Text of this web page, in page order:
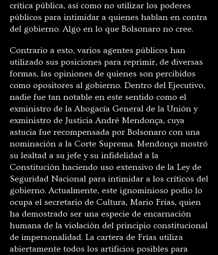
crítica pública, así como no utilizar los poderes
públicos para intimidar a quienes hablan en contra
del gobierno. Algo en lo que Bolsonaro no cree.
Contrario a esto, varios agentes públicos han
utilizado sus posiciones para reprimir, de diversas
formas, las opiniones de quienes son percibidos
como opositores al gobierno. Dentro del Ejecutivo,
nadie fue tan notable en este sentido como el
exministro de la Abogacía General de la Unión y
exministro de Justicia André Mendonça, cuya
astucia fue recompensada por Bolsonaro con una
nominación a la Corte Suprema. Mendonça mostró
su lealtad a su jefe y su infidelidad a la
Constitución haciendo uso extensivo de la Ley de
Seguridad Nacional para intimidar a los críticos del
gobierno. Actualmente, este ignominioso podio lo
ocupa el secretario de Cultura, Mario Frías, quien
ha demostrado ser una especie de encarnación
humana de la violación del principio constitucional
de impersonalidad. La cartera de Frías utiliza
abiertamente todos los artificios posibles para